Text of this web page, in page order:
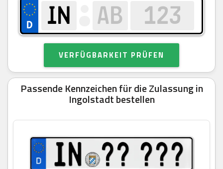
VERFÜGBARKEIT PRÜFEN
Passende Kennzeichen für die Zulassung in
Ingolstadt bestellen